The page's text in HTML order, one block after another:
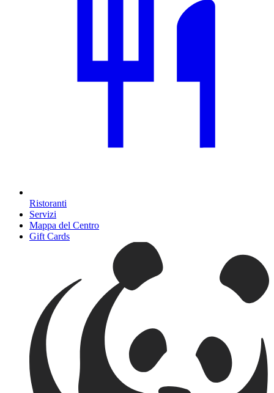
Ristoranti
Servizi
Mappa del Centro
Gift Cards